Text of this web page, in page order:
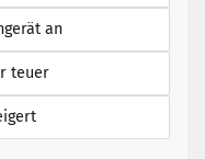
an
teuer